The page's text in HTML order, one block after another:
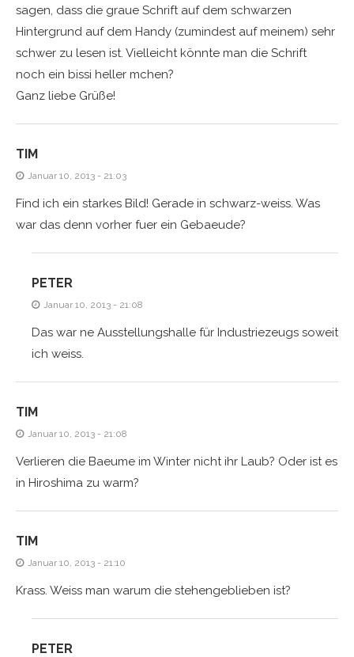
sagen, dass die graue Schrift auf dem schwarzen
Hintergrund auf dem Handy (zumindest auf meinem) sehr
schwer zu lesen ist. Vielleicht könnte man die Schrift
noch ein bissi heller mchen?
Ganz liebe Grüße!
TIM
Januar 10, 2013 - 21:03
Find ich ein starkes Bild! Gerade in schwarz-weiss. Was
war das denn vorher fuer ein Gebaeude?
PETER
Januar 10, 2013 - 21:08
Das war ne Ausstellungshalle für Industriezeugs soweit
ich weiss.
TIM
Januar 10, 2013 - 21:08
Verlieren die Baeume im Winter nicht ihr Laub? Oder ist es
in Hiroshima zu warm?
TIM
Januar 10, 2013 - 21:10
Krass. Weiss man warum die stehengeblieben ist?
PETER